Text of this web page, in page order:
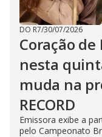
DO R7/30/07/2026
Coração
nesta
muda na
RECORD
Emissora exibe a
pelo Campeonato